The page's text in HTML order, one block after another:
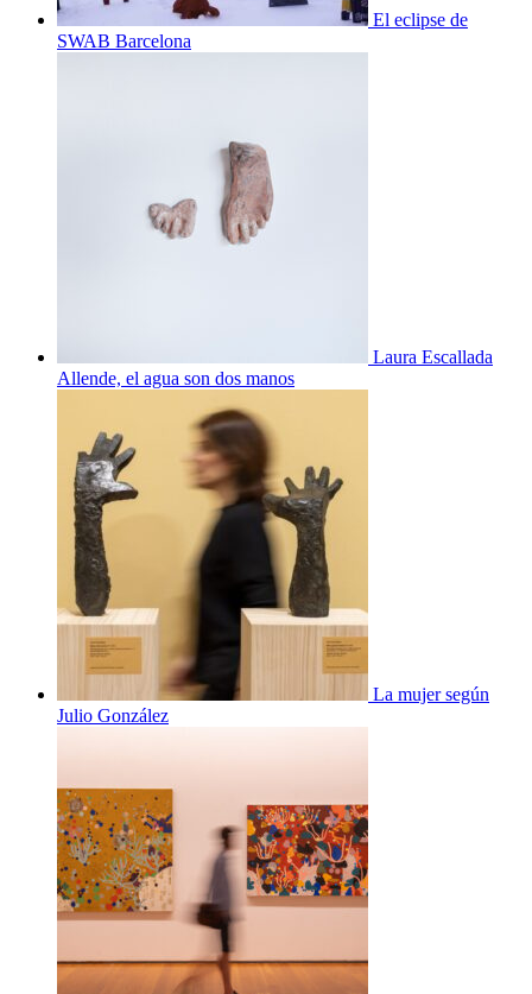
El eclipse de
SWAB Barcelona
Laura Escallada
Allende, el agua son dos manos
La mujer según
Julio González